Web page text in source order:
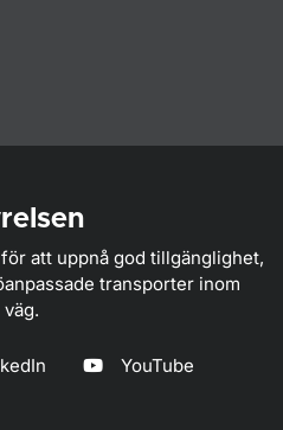
att uppnå god tillgänglighet,
transporter inom
YouTube